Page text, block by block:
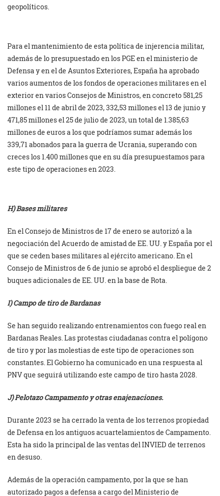
geopolíticos.
Para el mantenimiento de esta política de injerencia militar,
además de lo presupuestado en los PGE en el ministerio de
Defensa y en el de Asuntos Exteriores, España ha aprobado
varios aumentos de los fondos de operaciones militares en el
exterior en varios Consejos de Ministros, en concreto 581,25
millones el 11 de abril de 2023, 332,53 millones el 13 de junio y
471,85 millones el 25 de julio de 2023, un total de 1.385,63
millones de euros a los que podríamos sumar además los
339,71 abonados para la guerra de Ucrania, superando con
creces los 1.400 millones que en su día presupuestamos para
este tipo de operaciones en 2023.
H) Bases militares
En el Consejo de Ministros de 17 de enero se autorizó a la
negociación del Acuerdo de amistad de EE. UU. y España por el
que se ceden bases militares al ejército americano. En el
Consejo de Ministros de 6 de junio se aprobó el despliegue de 2
buques adicionales de EE. UU. en la base de Rota.
I) Campo de tiro de Bardanas
Se han seguido realizando entrenamientos con fuego real en
Bardanas Reales. Las protestas ciudadanas contra el polígono
de tiro y por las molestias de este tipo de operaciones son
constantes. El Gobierno ha comunicado en una respuesta al
PNV que seguirá utilizando este campo de tiro hasta 2028.
J) Pelotazo Campamento y otras enajenaciones.
Durante 2023 se ha cerrado la venta de los terrenos propiedad
de Defensa en los antiguos acuartelamientos de Campamento.
Esta ha sido la principal de las ventas del INVIED de terrenos
en desuso.
Además de la operación campamento, por la que se han
autorizado pagos a defensa a cargo del Ministerio de